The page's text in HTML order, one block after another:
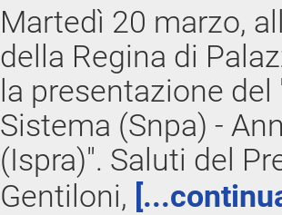
Martedì 20 marzo,
della Regina di
la presentazione
Sistema (Snpa) -
(Ispra)". Saluti del
Gentiloni,